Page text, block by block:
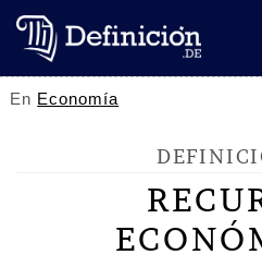
En Economía